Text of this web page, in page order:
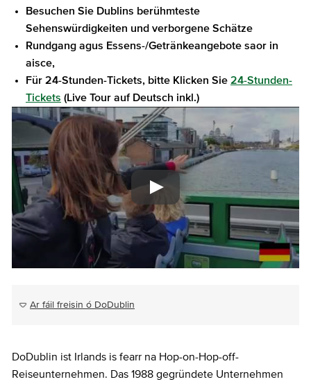
Besuchen Sie Dublins berühmteste
Sehenswürdigkeiten und verborgene Schätze
Rundgang agus Essens-/Getränkeangebote saor in
aisce,
Für 24-Stunden-Tickets, bitte Klicken Sie 24-Stunden-
Tickets (Live Tour auf Deutsch inkl.)
Ar fáil freisin ó DoDublin
DoDublin ist Irlands is fearr na Hop-on-Hop-off-
Reiseunternehmen. Das 1988 gegründete Unternehmen